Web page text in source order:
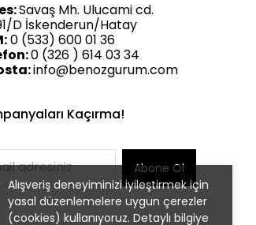
Alışveriş deneyiminizi iyileştirmek için
yasal düzenlemelere uygun çerezler
(cookies) kullanıyoruz. Detaylı bilgiye
Savaş Mh. Ulucami cd.
D İskenderun/Hatay
0 (533) 600 01 36
0 (326 ) 614 03 34
info@benozgurum.com
Kaçırma!
Abone Ol